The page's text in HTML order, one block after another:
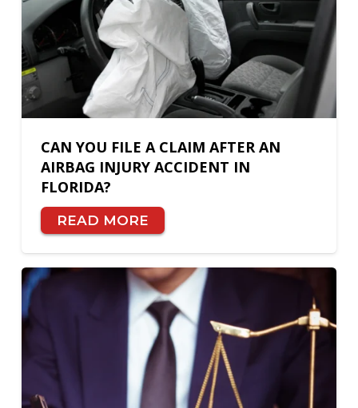
CAN YOU FILE A CLAIM AFTER AN
AIRBAG INJURY ACCIDENT IN
FLORIDA?
READ MORE